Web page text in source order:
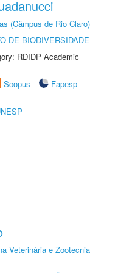
(Câmpus de Rio Claro)
DE BIODIVERSIDADE
RDIDP Academic
Scopus
Fapesp
Veterinária e Zootecnia